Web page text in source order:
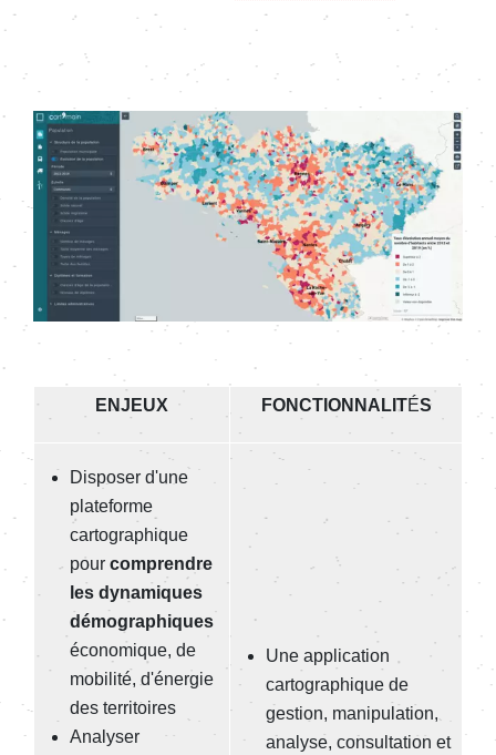
Image
ENJEUX FONCTIONNALITÉS
Disposer d'une
plateforme
cartographique
pour comprendre
les dynamiques
démographiques
économique, de
mobilité, d'énergie
des territoires
Analyser
Une application
cartographique de
gestion, manipulation,
analyse, consultation et